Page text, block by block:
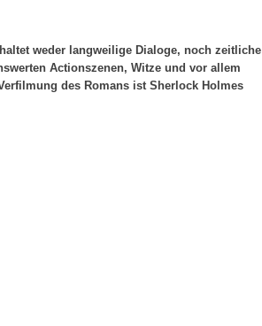
weder langweilige Dialoge, noch zeitliche
Actionszenen, Witze und vor allem
des Romans ist Sherlock Holmes